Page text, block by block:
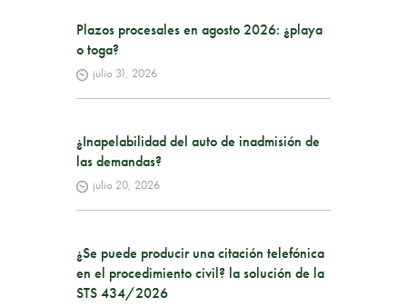
Plazos procesales en agosto 2026: ¿playa
o toga?
julio 31, 2026
¿Inapelabilidad del auto de inadmisión de
las demandas?
julio 20, 2026
¿Se puede producir una citación telefónica
en el procedimiento civil? la solución de la
STS 434/2026